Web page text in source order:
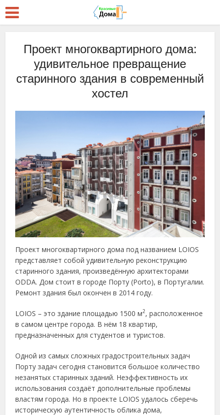
Проект многоквартирного дома:
удивительное превращение
старинного здания в современный
хостел
Проект многоквартирного дома под названием LOIOS
представляет собой удивительную реконструкцию
старинного здания, произведённую архитекторами
ODDA. Дом стоит в городе Порту (Porto), в Португалии.
Ремонт здания был окончен в 2014 году.
LOIOS – это здание площадью 1500 м2, расположенное
в самом центре города. В нём 18 квартир,
предназначенных для студентов и туристов.
Одной из самых сложных градостроительных задач
Порту задач сегодня становится большое количество
незанятых старинных зданий. Неэффективность их
использования создаёт дополнительные проблемы
властям города. Но в проекте LOIOS удалось сберечь
историческую аутентичность облика дома,